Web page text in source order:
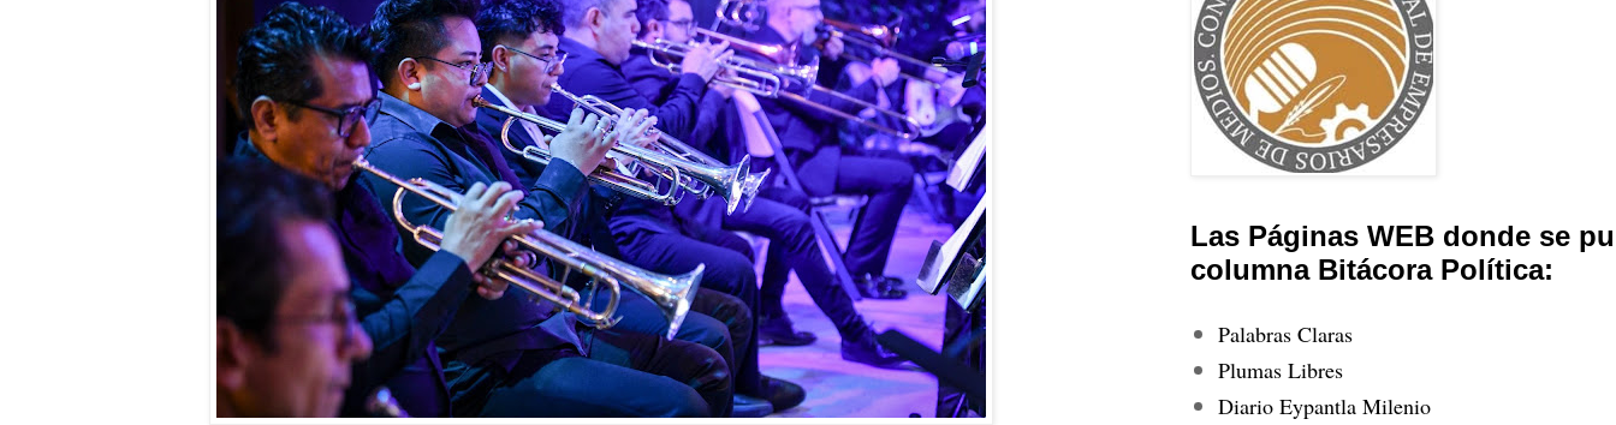
Las Páginas WEB donde se
columna Bitácora Política:
Palabras Claras
Plumas Libres
Diario Eypantla Milenio